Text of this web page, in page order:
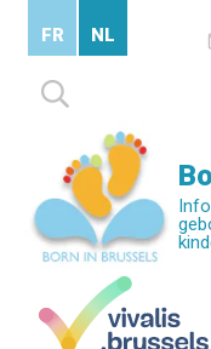
content
Zoeken
naar:
FR NL